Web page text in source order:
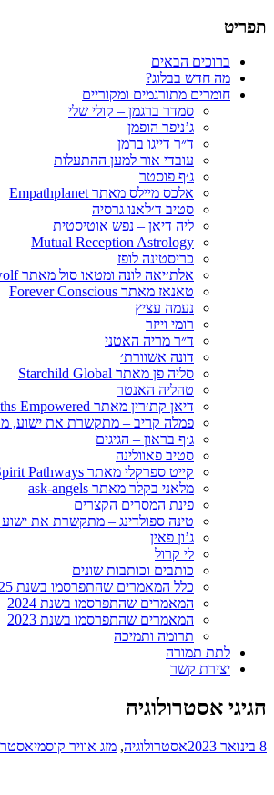
הבלוג של סמדר ברגמן
תפריט
דילוג
לתוכן
ברוכים הבאים
מה חדש בבלוג?
חומרים מתורגמים ומקוריים
סמדר ברגמן – קולי שלי
ג’ניפר הופמן
ד״ר דייגו ברמן
עובדי אור למען ההתעלות
ג׳ף פוסטר
אלכס מיילס מאתר Empathplanet
סטיב ד׳לאנו גרסיה
ליה דיאן – נפש אוטיסטית
Mutual Reception Astrology
כריסטינה לופז
אלת׳יאה לונה ומטאו סול מאתר Lonerwolf
טאנאז מאתר Forever Conscious
נעמה עציץ
רומי וייזר
ד״ר מריה האטני
דונה אשוורת׳
סליה פן מאתר Starchild Global
טהליה האנטר
דיאן קת׳רין מאתר Empaths Empowered
פמלה קריב – מתקשרת את ישוע,
ג׳ף בראון – הגיגים
סטיב פאוולינה
קייט ספרקלי מאתר Spirit Pathways
מלאני בקלר מאתר ask-angels
פינת המסרים הקצרים
טינה ספולדינג – מתקשרת את ישוע
ג’ון פאין
לי קרול
כותבים וכותבות שונים
כלל המאמרים שהתפרסמו בשנת 2025
המאמרים שהתפרסמו בשנת 2024
המאמרים שהתפרסמו בשנת 2023
תרומה ותמיכה
לתת תמורה
יצירת קשר
הגיגי אסטרולוגיה
8 בינואר 2023 אסטרולוגיה, מזג אוויר קוסמי